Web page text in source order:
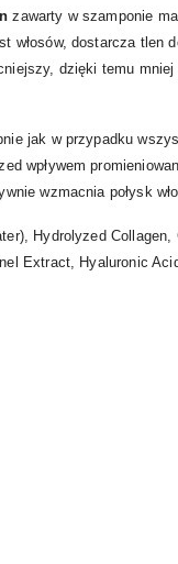
zawarty w szamponie
włosów, dostarcza tlen
dzięki temu mniej
jak w przypadku
wpływem
wzmacnia połysk
Hydrolyzed
Extract, Hyaluronic